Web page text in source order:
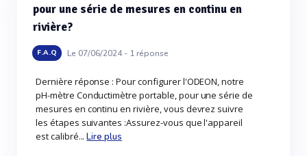
pour une série de mesures en continu en
rivière?
F.A.Q Le 07/06/2024 - 1réponse
Dernière réponse : Pour configurer l'ODEON, notre
pH-mètre Conductimètre portable, pour une série de
mesures en continu en rivière, vous devrez suivre
les étapes suivantes :Assurez-vous que l'appareil
est calibré...Lire plus